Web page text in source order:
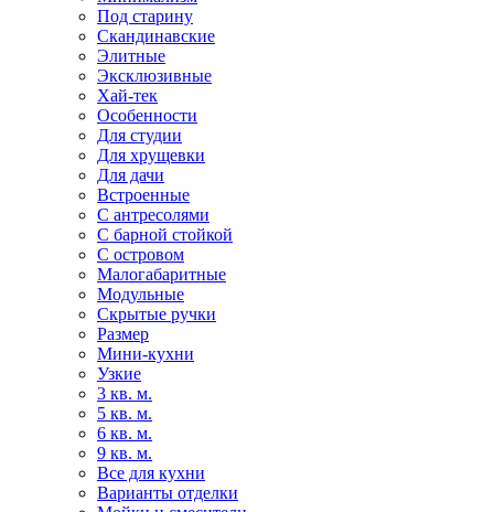
Под старину
Скандинавские
Элитные
Эксклюзивные
Хай-тек
Особенности
Для студии
Для хрущевки
Для дачи
Встроенные
С антресолями
С барной стойкой
С островом
Малогабаритные
Модульные
Скрытые ручки
Размер
Мини-кухни
Узкие
3 кв. м.
5 кв. м.
6 кв. м.
9 кв. м.
Все для кухни
Варианты отделки